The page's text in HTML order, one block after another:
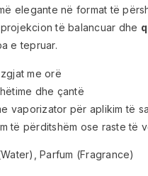
elegante në format të
të balancuar dhe
e tepruar.
me orë
dhe çantë
vaporizator për aplikim të
të përditshëm ose raste të
Parfum (Fragrance)